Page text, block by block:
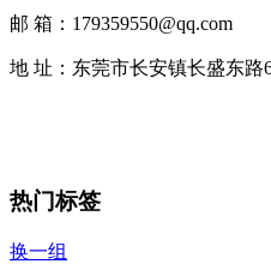
邮 箱：179359550@qq.com
地 址：东莞市长安镇长盛东路
热门标签
换一组